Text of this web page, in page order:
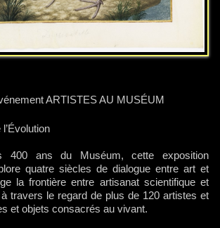
ARTISTES AU MUSÉUM
400 ans du Muséum, cette exposition
quatre siècles de dialogue entre art et
la frontière entre artisanat scientifique et
travers le regard de plus de 120 artistes et
et objets consacrés au vivant.